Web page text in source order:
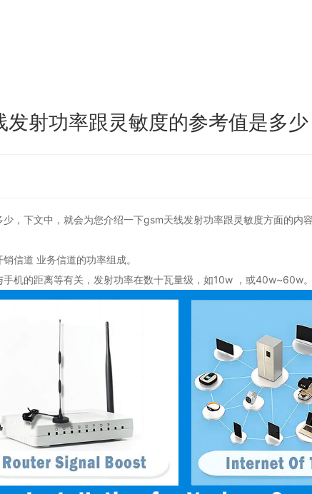
发射功率跟灵敏度的参考值是多
，下文中，就会为您介绍一下gsm天线发射功率跟灵敏度方面的
信道 业务信道的功率组成。
机的距离等有关，发射功率在数十瓦量级，如10w ，或40w~60w。